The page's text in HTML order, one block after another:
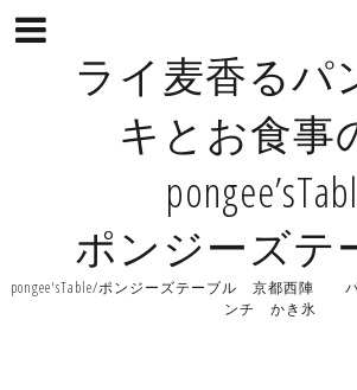
ライ麦香るパ
キとお食事
ポンジーズテ
pongee'sTable/ポンジーズテーブル 京都西陣
ンチ かき氷